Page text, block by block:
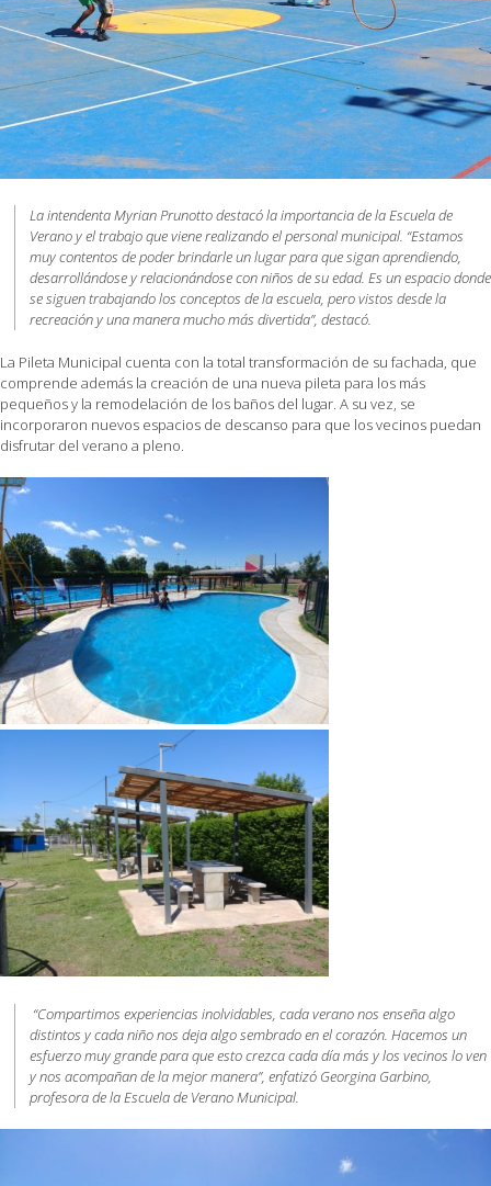
La intendenta Myrian Prunotto destacó la importancia de la Escuela de
Verano y el trabajo que viene realizando el personal municipal. “Estamos
muy contentos de poder brindarle un lugar para que sigan aprendiendo,
desarrollándose y relacionándose con niños de su edad. Es un espacio donde
se siguen trabajando los conceptos de la escuela, pero vistos desde la
recreación y una manera mucho más divertida”, destacó.
La Pileta Municipal cuenta con la total transformación de su fachada, que
comprende además la creación de una nueva pileta para los más
pequeños y la remodelación de los baños del lugar. A su vez, se
incorporaron nuevos espacios de descanso para que los vecinos puedan
disfrutar del verano a pleno.
“Compartimos experiencias inolvidables, cada verano nos enseña algo
distintos y cada niño nos deja algo sembrado en el corazón. Hacemos un
esfuerzo muy grande para que esto crezca cada día más y los vecinos lo ven
y nos acompañan de la mejor manera”, enfatizó Georgina Garbino,
profesora de la Escuela de Verano Municipal.